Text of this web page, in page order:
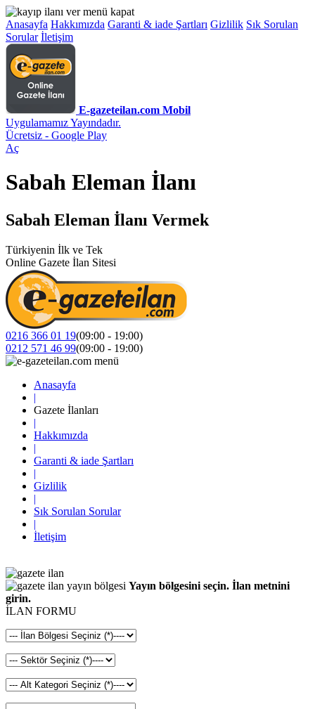
Anasayfa Hakkımızda Garanti & iade Şartları Gizlilik Sık Sorulan
Sorular İletişim
E-gazeteilan.com Mobil
Uygulamamız Yayındadır.
Ücretsiz - Google Play
Aç
Sabah Eleman İlanı
Sabah Eleman İlanı Vermek
Türkiyenin İlk ve Tek
Online Gazete İlan Sitesi
0216 366 01 19(09:00 - 19:00)
0212 571 46 99(09:00 - 19:00)
Anasayfa
|
Gazete İlanları
|
Hakkımızda
|
Garanti & iade Şartları
|
Gizlilik
|
Sık Sorulan Sorular
|
İletişim
Yayın bölgesini seçin. İlan metnini
girin.
İLAN FORMU